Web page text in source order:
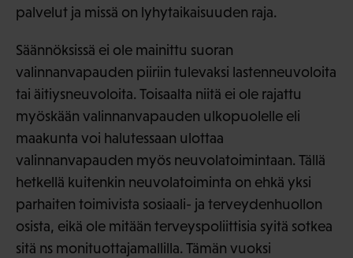
palvelut ja missä on lyhytaikaisuuden raja.
Säännöksissä ei ole mainittu suoran
valinnanvapauden piiriin tulevaksi lastenneuvoloita
tai äitiysneuvoloita. Toisaalta niitä ei ole rajattu
myöskään valinnanvapauden ulkopuolelle eli
maakunta voi halutessaan ulottaa
valinnanvapauden myös neuvolatoimintaan. Tällä
hetkellä kuitenkin neuvolatoiminta on ehkä yksi
parhaiten toimivista sosiaali- ja terveydenhuollon
osista, eikä ole mitään terveyspoliittisia syitä sotkea
sitä ns monituottajamallilla. Tämän vuoksi